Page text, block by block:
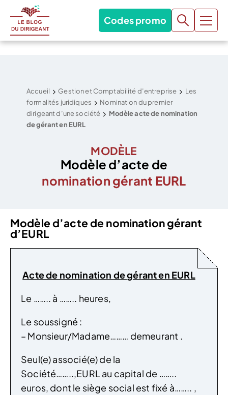
Codes promo
Accueil Gestion et Comptabilité d’entreprise
Les
formalités juridiques
Nomination du premier
dirigeant d’une société
Modèle acte de nomination
de gérant en EURL
MODÈLE
Modèle d’acte de
nomination gérant EURL
Modèle d’acte de nomination gérant
d’EURL
Acte de nomination de gérant en EURL
Le …….. à …….. heures,
Le soussigné :
– Monsieur/Madame……… demeurant .
Seul(e) associé(e) de la
Société……..,EURL au capital de ……..
euros, dont le siège social est fixé à…….. ,